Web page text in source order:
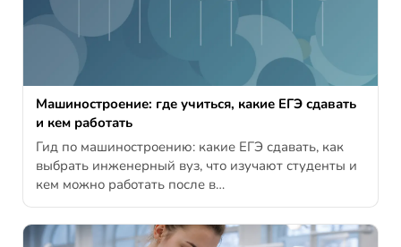
Машиностроение: где учиться, какие ЕГЭ сдавать
и кем работать
Гид по машиностроению: какие ЕГЭ сдавать, как
выбрать инженерный вуз, что изучают студенты и
кем можно работать после в…